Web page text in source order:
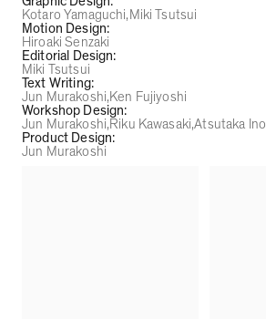
Kotaro Yamaguchi Miki Tsutsui
Motion Design:
Hiroaki Senzaki
Editorial Design:
Miki Tsutsui
Text Writing:
Jun Murakoshi Ken Fujiyoshi
Workshop Design:
Jun Murakoshi Riku Kawasaki Atsutaka Ino
Product Design:
Jun Murakoshi